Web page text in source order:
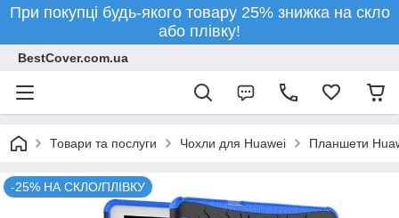
При покупці будь-якого товару 25% знижка на скло
або плівку!
BestCover.com.ua
Товари та послуги Чохли для Huawei Планшети
-25% НА СКЛО/ПЛІВКУ